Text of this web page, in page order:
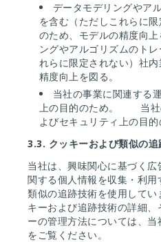
データモデリングやア
を含む（ただしこれらに
のため、モデルの精度
ングやアルゴリズムのト
れらに限定されない）社
精度向上を図る。
当社の事業に関連する
上の目的のため。 当
よびセキュリティ上の目的
3.3. クッキーおよび類似の追
当社は、興味関心に基づく
関する個人情報を収集・利
類似の追跡技術を使用して
キーおよび追跡技術の詳細
ーの管理方法については、当
をご覧ください。